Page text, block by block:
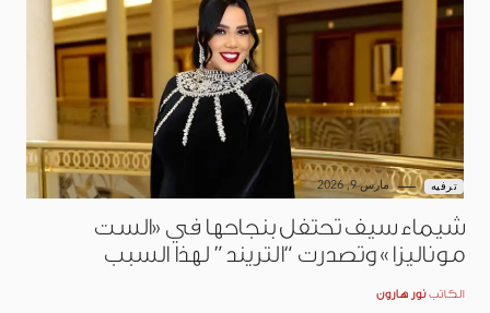
ترفيه مارس 9, 2026
شيماء سيف تحتفل بنجاحها في «الست
موناليزا» وتصدرت “التريند” لهذا السبب
الكاتب نور هارون